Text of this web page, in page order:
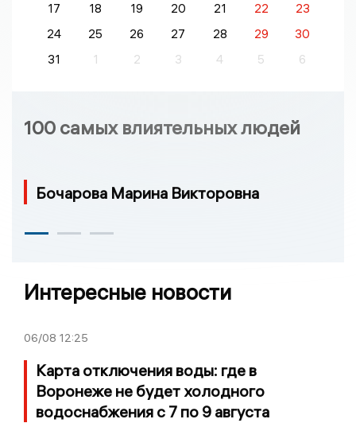
17 18 19 20 21 22
23
24
25 26 27 28 29
30
31
1 2 3 4 5 6
100 самых влиятельных людей
Бочарова Марина Викторовна
Интересные новости
06/08 12:25
Карта отключения воды: где в
Воронеже не будет холодного
водоснабжения с 7 по 9 августа